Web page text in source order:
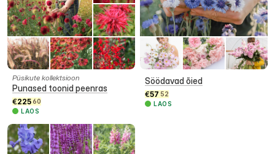
Püsikute kollektsioon
Punased toonid peenras
€22560
LAOS
Söödavad õied
€57 52
LAOS